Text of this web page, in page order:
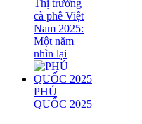
Thị trường
cà phê Việt
Nam 2025:
Một năm
nhìn lại
PHÚ
QUỐC 2025